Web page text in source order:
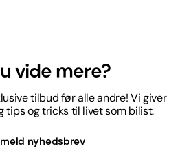
vide mere?
tilbud før alle andre! Vi giver
tips og tricks til livet som bilist.
nyhedsbrev